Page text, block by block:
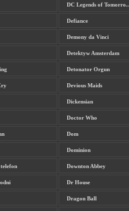
DC Legends of Tomorro..
Defiance
Demony da Vinci
Detektyw Amsterdam
Detonator Orgun
Devious Maids
Dickensian
Doctor Who
Dom
Dominion
Downton Abbey
Dr House
Dragon Ball